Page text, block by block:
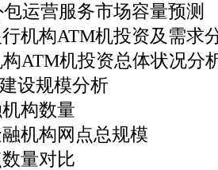
包运营服务市场容量预测
机构ATM机投资及需求
ATM机投资总体状况分
设规模分析
机构数量
融机构网点总规模
数量对比